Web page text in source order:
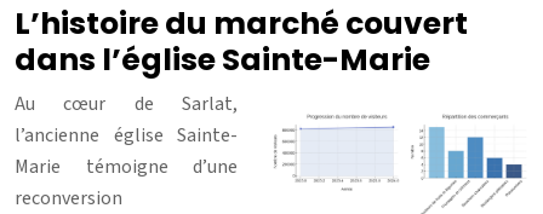
L’histoire du marché couvert
dans l’église Sainte-Marie
Au cœur de Sarlat,
l’ancienne église Sainte-
Marie témoigne d’une
reconversion